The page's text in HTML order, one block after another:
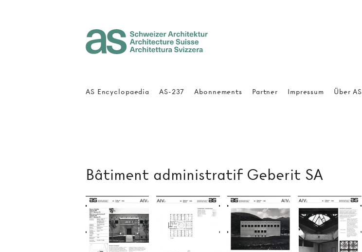
Bâtiment administratif Geberit SA
AS Encyclopaedia AS-237 Abonnements Partner Impressum Über AS